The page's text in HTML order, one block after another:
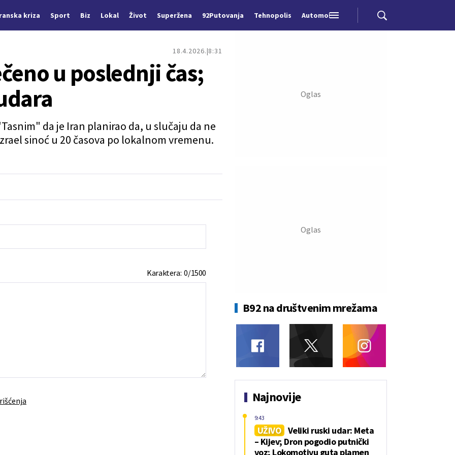
kriza Sport Biz Lokal Život Superžena 92Putovanja Tehnopolis Automobili
18.4.2026. 8:31
u poslednji čas;
da je Iran planirao da, u slučaju da ne
sinoć u 20 časova po lokalnom vremenu.
Karaktera:0/1500
B92 na društvenim mrežama
Najnovije
UŽIVO Veliki ruski udar: Meta
– Kijev; Dron pogodio putnički
voz; Lokomotivu guta plamen
9:43